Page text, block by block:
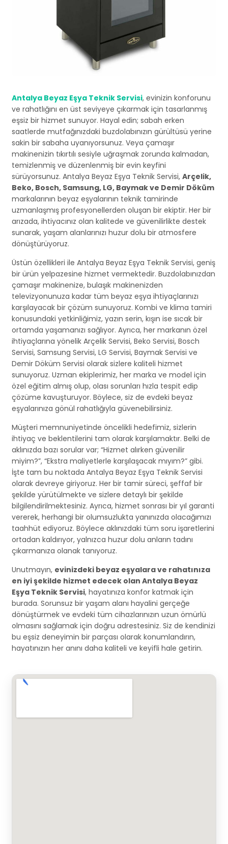
Antalya Beyaz Eşya Teknik Servisi, evinizin konforunu
ve rahatlığını en üst seviyeye çıkarmak için tasarlanmış
eşsiz bir hizmet sunuyor. Hayal edin; sabah erken
saatlerde mutfağınızdaki buzdolabınızın gürültüsü yerine
sakin bir sabaha uyanıyorsunuz. Veya çamaşır
makinenizin tıkırtılı sesiyle uğraşmak zorunda kalmadan,
temizlenmiş ve düzenlenmiş bir evin keyfini
sürüyorsunuz. Antalya Beyaz Eşya Teknik Servisi, Arçelik,
Beko, Bosch, Samsung, LG, Baymak ve Demir Döküm
markalarının beyaz eşyalarının teknik tamirinde
uzmanlaşmış profesyonellerden oluşan bir ekiptir. Her bir
arızada, ihtiyacınız olan kalitede ve güvenilirlikte destek
sunarak, yaşam alanlarınızı huzur dolu bir atmosfere
dönüştürüyoruz.
Üstün özellikleri ile Antalya Beyaz Eşya Teknik Servisi, geniş
bir ürün yelpazesine hizmet vermektedir. Buzdolabınızdan
çamaşır makinenize, bulaşık makinenizden
televizyonunuza kadar tüm beyaz eşya ihtiyaçlarınızı
karşılayacak bir çözüm sunuyoruz. Kombi ve klima tamiri
konusundaki yetkinliğimiz, yazın serin, kışın ise sıcak bir
ortamda yaşamanızı sağlıyor. Ayrıca, her markanın özel
ihtiyaçlarına yönelik Arçelik Servisi, Beko Servisi, Bosch
Servisi, Samsung Servisi, LG Servisi, Baymak Servisi ve
Demir Döküm Servisi olarak sizlere kaliteli hizmet
sunuyoruz. Uzman ekiplerimiz, her marka ve model için
özel eğitim almış olup, olası sorunları hızla tespit edip
çözüme kavuşturuyor. Böylece, siz de evdeki beyaz
eşyalarınıza gönül rahatlığıyla güvenebilirsiniz.
Müşteri memnuniyetinde öncelikli hedefimiz, sizlerin
ihtiyaç ve beklentilerini tam olarak karşılamaktır. Belki de
aklınızda bazı sorular var; “Hizmet alırken güvenilir
miyim?”, “Ekstra maliyetlerle karşılaşacak mıyım?” gibi.
İşte tam bu noktada Antalya Beyaz Eşya Teknik Servisi
olarak devreye giriyoruz. Her bir tamir süreci, şeffaf bir
şekilde yürütülmekte ve sizlere detaylı bir şekilde
bilgilendirilmektesiniz. Ayrıca, hizmet sonrası bir yıl garanti
vererek, herhangi bir olumsuzlukta yanınızda olacağımızı
taahhüt ediyoruz. Böylece aklınızdaki tüm soru işaretlerini
ortadan kaldırıyor, yalnızca huzur dolu anların tadını
çıkarmanıza olanak tanıyoruz.
Unutmayın, evinizdeki beyaz eşyalara ve rahatınıza
en iyi şekilde hizmet edecek olan Antalya Beyaz
Eşya Teknik Servisi, hayatınıza konfor katmak için
burada. Sorunsuz bir yaşam alanı hayalini gerçeğe
dönüştürmek ve evdeki tüm cihazlarınızın uzun ömürlü
olmasını sağlamak için doğru adrestesiniz. Siz de kendinizi
bu eşsiz deneyimin bir parçası olarak konumlandırın,
hayatınızın her anını daha kaliteli ve keyifli hale getirin.